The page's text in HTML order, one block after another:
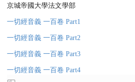
京城帝國大學法文學部
一切經音義 一百卷 Part1
一切經音義 一百卷 Part2
一切經音義 一百卷 Part3
一切經音義 一百卷 Part4